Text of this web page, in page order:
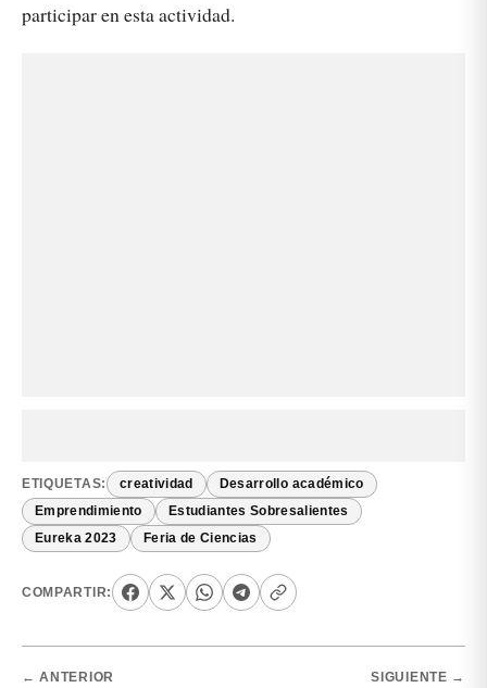
participar en esta actividad.
ETIQUETAS: creatividad Desarrollo académico
Emprendimiento Estudiantes Sobresalientes
Eureka 2023 Feria de Ciencias
COMPARTIR:
← ANTERIOR SIGUIENTE →